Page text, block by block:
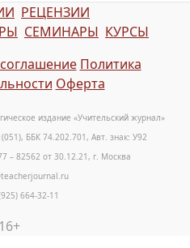
РЕЦЕНЗИИ
СЕМИНАРЫ КУРСЫ
Политика
Оферта
издание «Учительский журнал»
ББК 74.202.701, Авт. знак: У92
– 82562 от 30.12.21, г. Москва
664-32-11
16+